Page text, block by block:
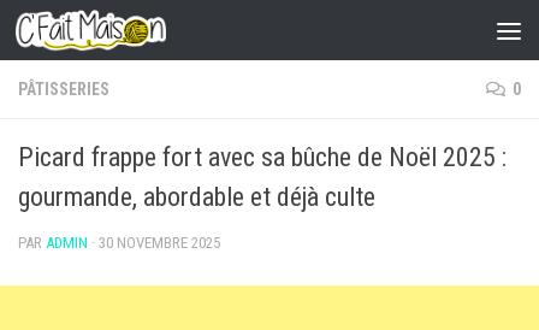
Skip to content
PÂTISSERIES 0
Picard frappe fort avec sa bûche de Noël 2025 :
gourmande, abordable et déjà culte
PAR ADMIN · 30 NOVEMBRE 2025